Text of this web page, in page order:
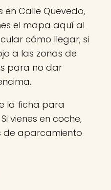
Calle Quevedo,
el mapa aquí al
cómo llegar; si
a las zonas de
para no dar
la ficha para
vienes en coche,
de aparcamiento